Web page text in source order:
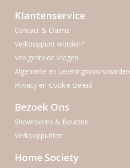
Klantenservice
Contact & Claims
Verkooppunt worden?
Veelgestelde Vragen
Algemene en Leveringsvoorwaarden
Privacy en Cookie Beleid
Bezoek Ons
Showrooms & Beurzen
Verkooppunten
Home Society